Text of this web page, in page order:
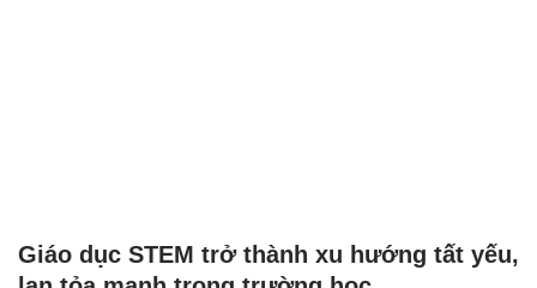
Giáo dục STEM trở thành xu hướng tất yếu,